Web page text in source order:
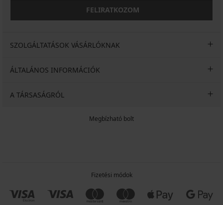
FELIRATKOZOM
SZOLGÁLTATÁSOK VÁSÁRLÓKNAK
ÁLTALÁNOS INFORMÁCIÓK
A TÁRSASÁGRÓL
Megbízható bolt
Fizetési módok